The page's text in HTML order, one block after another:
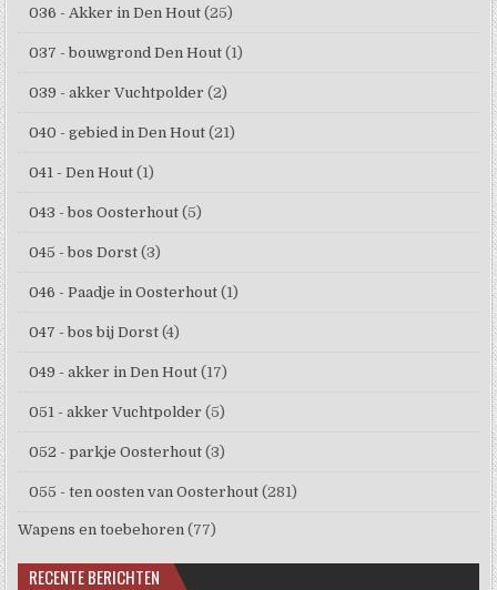
036 - Akker in Den Hout (25)
037 - bouwgrond Den Hout (1)
039 - akker Vuchtpolder (2)
040 - gebied in Den Hout (21)
041 - Den Hout (1)
043 - bos Oosterhout (5)
045 - bos Dorst (3)
046 - Paadje in Oosterhout (1)
047 - bos bij Dorst (4)
049 - akker in Den Hout (17)
051 - akker Vuchtpolder (5)
052 - parkje Oosterhout (3)
055 - ten oosten van Oosterhout (281)
Wapens en toebehoren (77)
RECENTE BERICHTEN